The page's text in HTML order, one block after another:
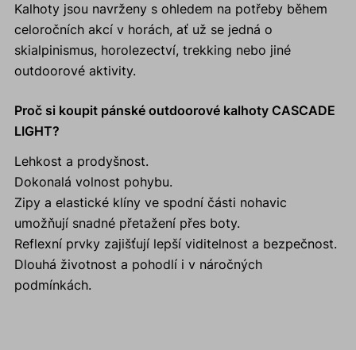
Kalhoty jsou navrženy s ohledem na potřeby během
celoročních akcí v horách, ať už se jedná o
skialpinismus, horolezectví, trekking nebo jiné
outdoorové aktivity.
Proč si koupit pánské outdoorové kalhoty CASCADE
LIGHT?
Lehkost a prodyšnost.
Dokonalá volnost pohybu.
Zipy a elastické klíny ve spodní části nohavic
umožňují snadné přetažení přes boty.
Reflexní prvky zajišťují lepší viditelnost a bezpečnost.
Dlouhá životnost a pohodlí i v náročných
podmínkách.